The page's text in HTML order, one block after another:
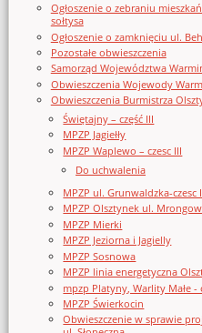
Ogłoszenie o zebraniu
sołtysa
Ogłoszenie o zamknięciu ul.
Pozostałe obwieszczenia
Samorząd Województwa
Obwieszczenia Wojewody
Obwieszczenia Burmistrza
Świętajny – część III
MPZP Jagiełły
MPZP Waplewo – czesc III
Do uchwalenia
MPZP ul. Grunwaldzka-czesc
MPZP Olsztynek ul.
MPZP Mierki
MPZP Jeziorna i Jagielly
MPZP Sosnowa
MPZP linia energetyczna
mpzp Platyny, Warlity Małe -
MPZP Świerkocin
Obwieszczenie w sprawie